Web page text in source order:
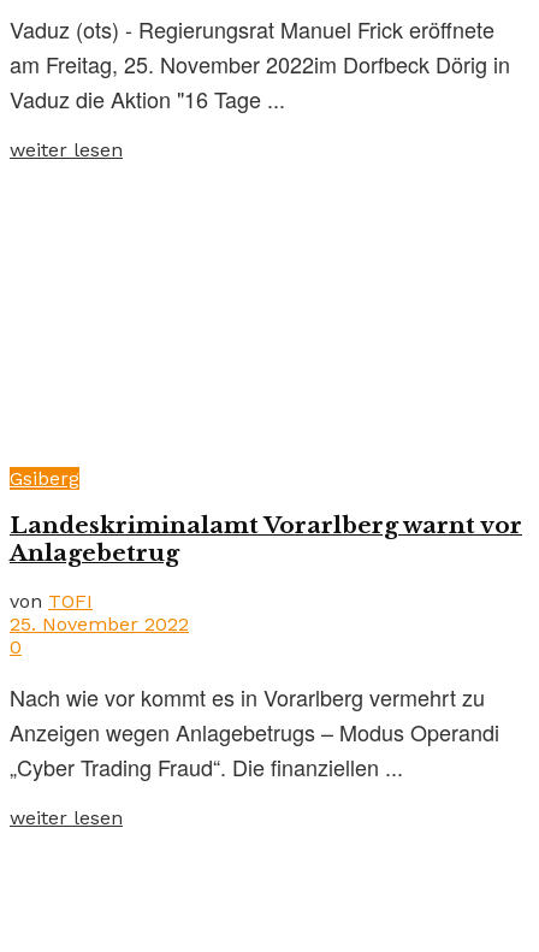
Vaduz (ots) - Regierungsrat Manuel Frick eröffnete
am Freitag, 25. November 2022im Dorfbeck Dörig in
Vaduz die Aktion "16 Tage ...
weiter lesen
Gsiberg
Landeskriminalamt Vorarlberg warnt vor
Anlagebetrug
von TOFI
25. November 2022
0
Nach wie vor kommt es in Vorarlberg vermehrt zu
Anzeigen wegen Anlagebetrugs – Modus Operandi
„Cyber Trading Fraud“. Die finanziellen ...
weiter lesen